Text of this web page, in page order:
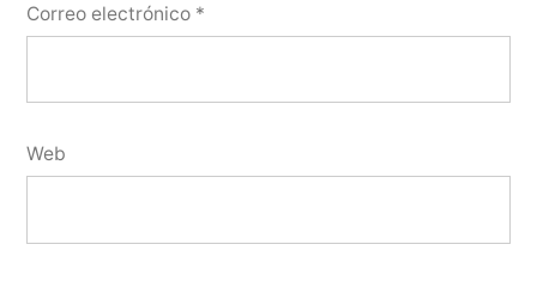
Correo electrónico *
Web